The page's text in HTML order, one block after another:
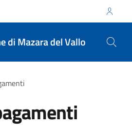
di Mazara del Vallo